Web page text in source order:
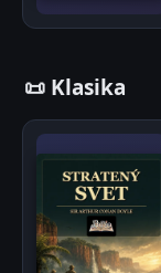
📜 Klasika